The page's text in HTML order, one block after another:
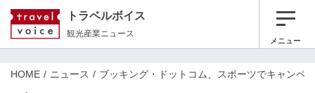
トラベルボイス
観光産業ニュース
メニュー
HOME ニュース ブッキング・ドットコム、スポーツでキャン